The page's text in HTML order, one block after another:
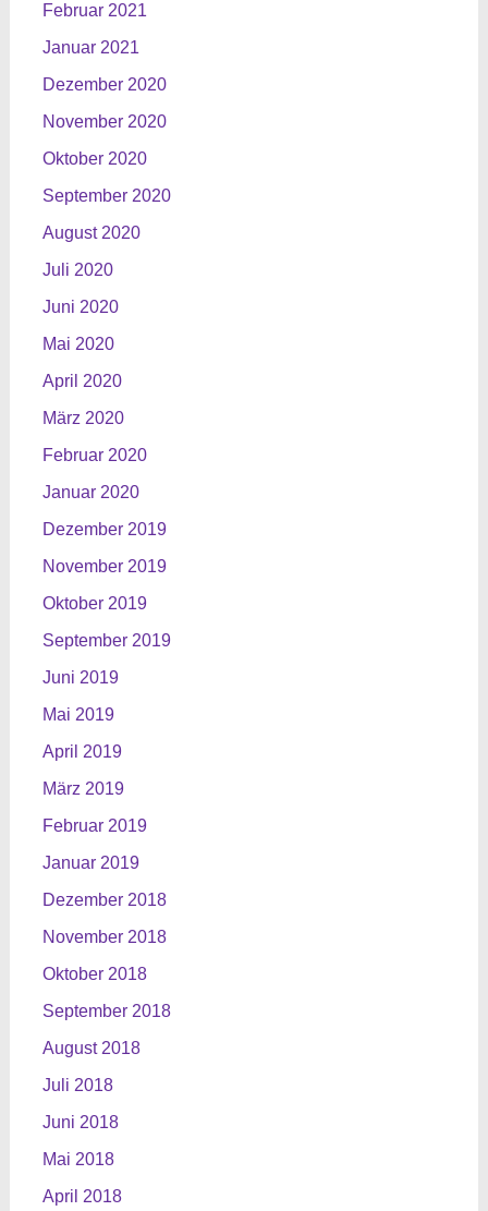
Februar 2021
Januar 2021
Dezember 2020
November 2020
Oktober 2020
September 2020
August 2020
Juli 2020
Juni 2020
Mai 2020
April 2020
März 2020
Februar 2020
Januar 2020
Dezember 2019
November 2019
Oktober 2019
September 2019
Juni 2019
Mai 2019
April 2019
März 2019
Februar 2019
Januar 2019
Dezember 2018
November 2018
Oktober 2018
September 2018
August 2018
Juli 2018
Juni 2018
Mai 2018
April 2018